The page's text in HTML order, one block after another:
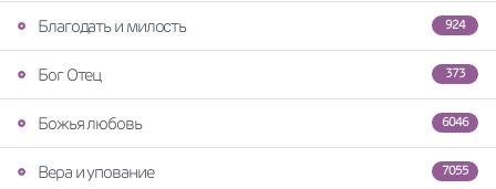
924
Благодать и милость
373
Бог Отец
6046
Божья любовь
7055
Вера и упование